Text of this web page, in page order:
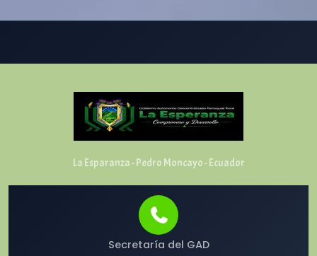
La Esparanza - Pedro Moncayo - Ecuador
Secretaría del GAD